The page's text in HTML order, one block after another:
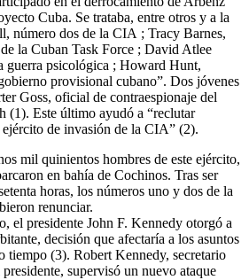
Cuba. Se trataba, entre otros y a la
número dos de la CIA ; Tracy Barnes,
la Cuban Task Force ; David Atlee
guerra psicológica ; Howard Hunt,
provisional cubano”. Dos jóvenes
Goss, oficial de contraespionaje del
(1). Este último ayudó a “reclutar
de invasión de la CIA” (2).
mil quinientos hombres de este ejército,
en bahía de Cochinos. Tras ser
horas, los números uno y dos de la
renunciar.
el presidente John F. Kennedy otorgó a
decisión que afectaría a los asuntos
tiempo (3). Robert Kennedy, secretario
supervisó un nuevo ataque